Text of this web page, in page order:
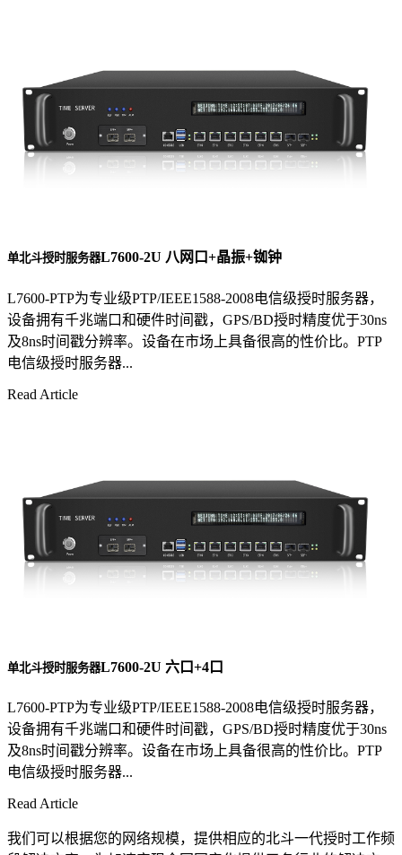
单北斗授时服务器L7600-2U 八网口+晶振+铷钟
L7600-PTP为专业级PTP/IEEE1588-2008电信级授时服务器，
设备拥有千兆端口和硬件时间戳，GPS/BD授时精度优于30ns
及8ns时间戳分辨率。设备在市场上具备很高的性价比。PTP
电信级授时服务器...
Read Article
单北斗授时服务器L7600-2U 六口+4口
L7600-PTP为专业级PTP/IEEE1588-2008电信级授时服务器，
设备拥有千兆端口和硬件时间戳，GPS/BD授时精度优于30ns
及8ns时间戳分辨率。设备在市场上具备很高的性价比。PTP
电信级授时服务器...
Read Article
我们可以根据您的网络规模，提供相应的北斗一代授时工作频